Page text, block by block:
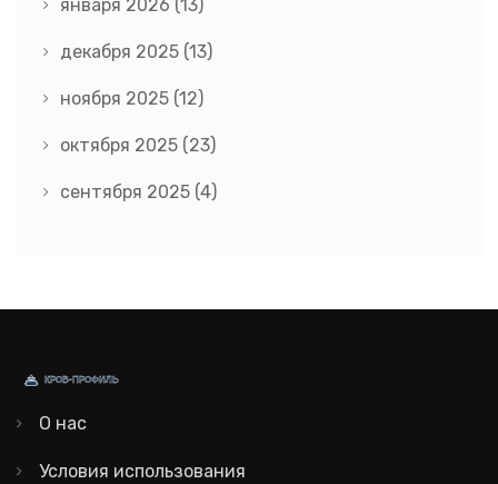
января 2026 (13)
декабря 2025 (13)
ноября 2025 (12)
октября 2025 (23)
сентября 2025 (4)
О нас
Условия использования